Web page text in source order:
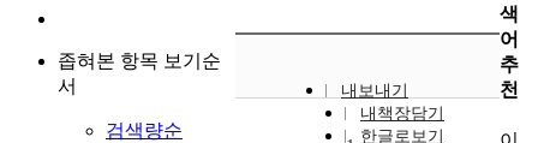
좁혀본 항목 보기순
서
검색량순
내보내기
내책장담기
한글로보기
색
어
추
천